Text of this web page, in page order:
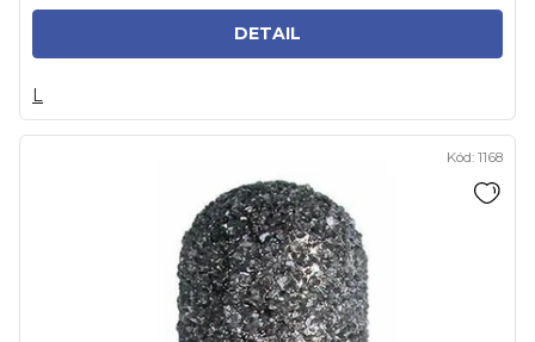
DETAIL
L
Kód: 1168